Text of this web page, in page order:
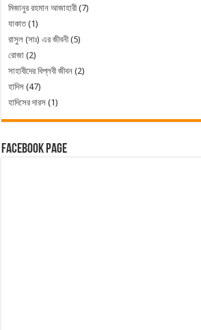
মিজানুর রহমান আজাহারী(7)
যাকাত(1)
রাসুল (সাঃ) এর জীবনী(5)
রোজা (2)
সাহাবীদের বিপ্লবী জীবন (2)
হাদিস (47)
হাদিসের দারস (1)
Facebook Page